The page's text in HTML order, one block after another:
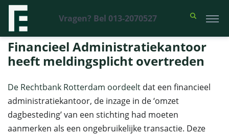
Vragen? Bel 013-2070527
Financieel Recht Advocaten >Uitspraken>Financieel
Administratiekantoor heeft meldingsplicht overtreden
Financieel Administratiekantoor
heeft meldingsplicht overtreden
De Rechtbank Rotterdam oordeelt dat een financieel
administratiekantoor, de inzage in de ‘omzet
dagbesteding’ van een stichting had moeten
aanmerken als een ongebruikelijke transactie. Deze